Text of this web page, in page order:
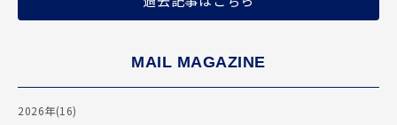
MAIL MAGAZINE
2026年(16)